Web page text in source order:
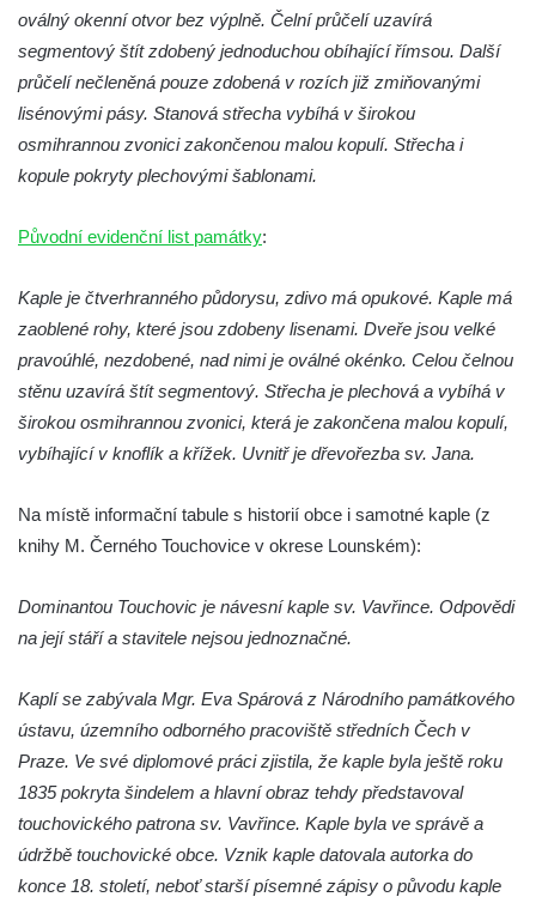
Pilát
Křížová cesta Římov – XVI. kaple – U
Herodesa
Křížová cesta Římov – XV. kaple – Malý
Pilát
Křížová cesta Římov – XIV. kaple – U
Křížová cesta Římov – XII. kaple – Vodní
brána
Křížová cesta Římov – XI. kaple – Ježíš
haněn a tupen
Křížová cesta Římov – X. kaple – U
Jidášovo
Křížová cesta Římov – VI. kaple – Olivetská
hora (Getsemanská zahrada)
Křížová cesta Římov – V. kaple – Smutná
duše
Křížová cesta Římov – IV. kaple – Pustá ves
oválný okenní otvor bez výplně. Čelní průčelí uzavírá
segmentový štít zdobený jednoduchou obíhající římsou. Další
průčelí nečleněná pouze zdobená v rozích již zmiňovanými
lisénovými pásy. Stanová střecha vybíhá v širokou
osmihrannou zvonici zakončenou malou kopulí. Střecha i
kopule pokryty plechovými šablonami.
Původní evidenční list památky:
Kaple je čtverhranného půdorysu, zdivo má opukové. Kaple má
zaoblené rohy, které jsou zdobeny lisenami. Dveře jsou velké
pravoúhlé, nezdobené, nad nimi je oválné okénko. Celou čelnou
stěnu uzavírá štít segmentový. Střecha je plechová a vybíhá v
širokou osmihrannou zvonici, která je zakončena malou kopulí,
vybíhající v knoflík a křížek. Uvnitř je dřevořezba sv. Jana.
Na místě informační tabule s historií obce i samotné kaple (z
knihy M. Černého Touchovice v okrese Lounském):
Dominantou Touchovic je návesní kaple sv. Vavřince. Odpovědi
na její stáří a stavitele nejsou jednoznačné.
Kaplí se zabývala Mgr. Eva Spárová z Národního památkového
ústavu, územního odborného pracoviště středních Čech v
Praze. Ve své diplomové práci zjistila, že kaple byla ještě roku
1835 pokryta šindelem a hlavní obraz tehdy představoval
touchovického patrona sv. Vavřince. Kaple byla ve správě a
údržbě touchovické obce. Vznik kaple datovala autorka do
konce 18. století, neboť starší písemné zápisy o původu kaple